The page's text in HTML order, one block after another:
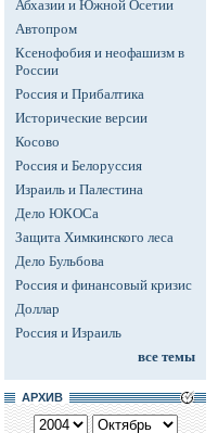
Абхазии и Южной Осетии
Автопром
Ксенофобия и неофашизм в
России
Россия и Прибалтика
Исторические версии
Косово
Россия и Белоруссия
Израиль и Палестина
Дело ЮКОСа
Защита Химкинского леса
Дело Бульбова
Россия и финансовый кризис
Доллар
Россия и Израиль
все темы
АРХИВ